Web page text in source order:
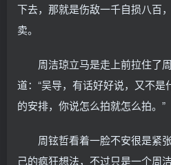
下去，那就是伤敌一千自损八百
卖。
周洁琼立马是走上前拉住了
道：“吴导，有话好好说，又不
的安排，你说怎么拍就怎么拍。”
周铉哲看着一脸不安很是紧张
己的疯狂想法，不过只是一个周